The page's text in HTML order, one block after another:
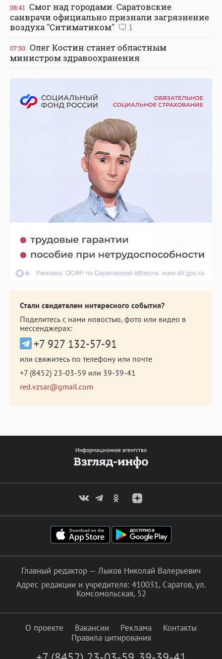
08:41 Смог над городами. Саратовские
санврачи официально признали загрязнение
воздуха "Ситиматиком"
1
07:50 Олег Костин станет областным
министром здравоохранения
Стали свидетелем интересного события?
Поделитесь с нами новостью, фото или видео в
мессенджерах:
+7 927 132-57-91
или свяжитесь по телефону или почте
+7 (8452) 23-03-59 или 39-39-41
red.vzsar@gmail.com
Информационное агентство
Главный редактор — Лыков Николай Валерьевич
Адрес редакции и учредителя: 410031, Саратов, ул.
Комсомольская, 52
О проекте Вакансии Реклама
Контакты
Правила цитирования